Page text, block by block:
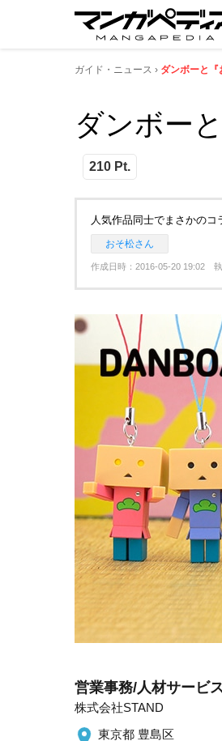
ガイド・ニュース ダンボーと
ダンボー
210 Pt.
人気作品同士でまさかのコ
おそ松さん
作成日時：2016-05-20 19:02
営業事務/人材サービ
株式会社STAND
東京都 豊島区